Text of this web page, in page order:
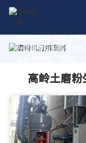
作为专业的 高岭土磨
为您量身定制高价值
高岭土磨